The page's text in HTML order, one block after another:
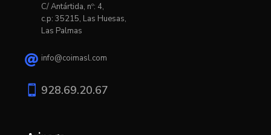
C/ Antártida, nº: 4,
c.p: 35215, Las Huesas,
Las Palmas
 info@coimasl.com
 928.69.20.67